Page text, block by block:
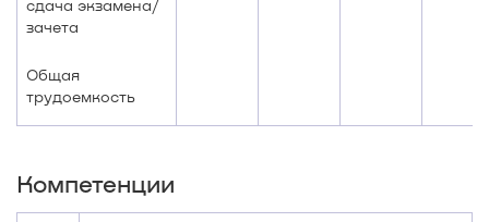
сдача экзамена/
зачета
Общая
трудоемкость
Компетенции